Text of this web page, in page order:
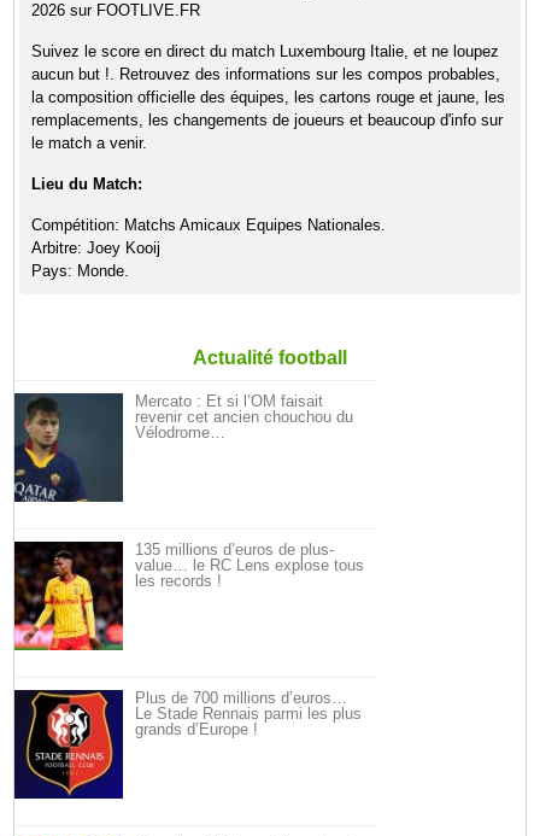
2026 sur FOOTLIVE.FR
Suivez le score en direct du match Luxembourg Italie, et ne loupez
aucun but !. Retrouvez des informations sur les compos probables,
la composition officielle des équipes, les cartons rouge et jaune, les
remplacements, les changements de joueurs et beaucoup d'info sur
le match a venir.
Lieu du Match:
Compétition: Matchs Amicaux Equipes Nationales.
Arbitre: Joey Kooij
Pays: Monde.
Actualité football
Mercato : Et si l’OM faisait
revenir cet ancien chouchou du
Vélodrome…
135 millions d’euros de plus-
value… le RC Lens explose tous
les records !
Plus de 700 millions d’euros…
Le Stade Rennais parmi les plus
grands d’Europe !